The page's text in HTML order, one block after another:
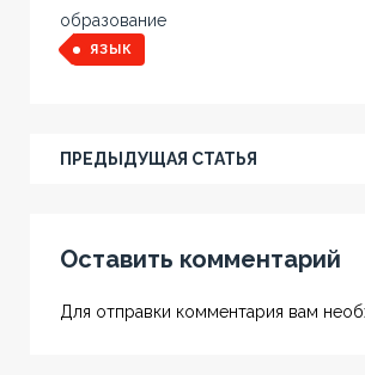
образование
ЯЗЫК
ПРЕДЫДУЩАЯ СТАТЬЯ
Оставить комментарий
Для отправки комментария вам